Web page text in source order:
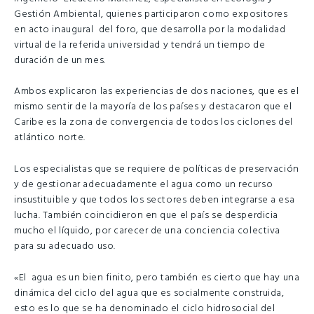
Gestión Ambiental, quienes participaron como expositores
en acto inaugural del foro, que desarrolla por la modalidad
virtual de la referida universidad y tendrá un tiempo de
duración de un mes.
Ambos explicaron las experiencias de dos naciones, que es el
mismo sentir de la mayoría de los países y destacaron que el
Caribe es la zona de convergencia de todos los ciclones del
atlántico norte.
Los especialistas que se requiere de políticas de preservación
y de gestionar adecuadamente el agua como un recurso
insustituible y que todos los sectores deben integrarse a esa
lucha. También coincidieron en que el país se desperdicia
mucho el líquido, por carecer de una conciencia colectiva
para su adecuado uso.
«El agua es un bien finito, pero también es cierto que hay una
dinámica del ciclo del agua que es socialmente construida,
esto es lo que se ha denominado el ciclo hidrosocial del